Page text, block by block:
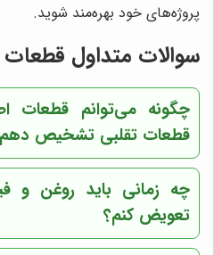
پروژه‌های خود بهره‌مند شوید.
سوالات متداول قطعات
چگونه می‌توانم قطعات
قطعات تقلبی تشخیص
چه زمانی باید روغن و
تعویض کنم؟